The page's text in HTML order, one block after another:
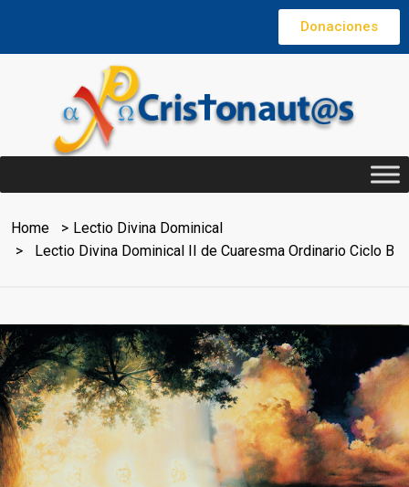
Donaciones
Home
Lectio Divina Dominical
Lectio Divina Dominical II de Cuaresma Ordinario Ciclo B